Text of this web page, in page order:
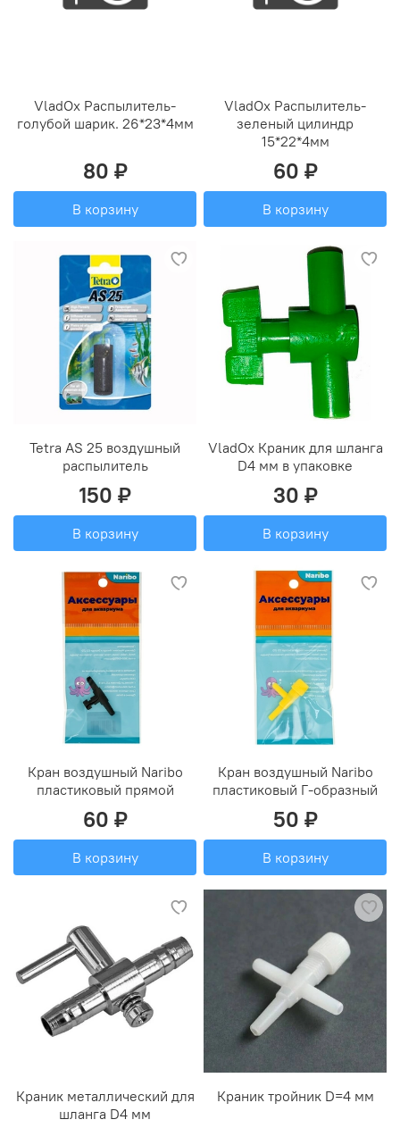
VladOx Распылитель-
голубой шарик. 26*23*4мм
80 ₽
В корзину
VladOx Распылитель-
зеленый цилиндр
15*22*4мм
60 ₽
В корзину
Tetra AS 25 воздушный
распылитель
150 ₽
В корзину
VladOx Краник для шланга
D4 мм в упаковке
30 ₽
В корзину
Кран воздушный Naribo
пластиковый прямой
60 ₽
В корзину
Кран воздушный Naribo
пластиковый Г-образный
50 ₽
В корзину
Краник металлический для
шланга D4 мм
Краник тройник D=4 мм